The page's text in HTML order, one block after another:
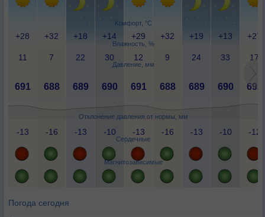
Комфорт, °C
Влажность, %
Давление, мм
Отклонение давления от нормы, мм
Сердечные
Магнитозависимые
+28 +32 +18 +14 +29 +32 +19 +13 +27
11 7 22 30 12 9 24 33 17
691 688 689 690 691 688 689 690 692
-13 -16 -13 -10 -13 -16 -13 -10 -12
Погода сегодня